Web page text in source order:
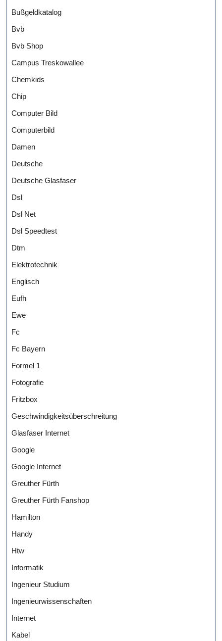
Bußgeldkatalog
Bvb
Bvb Shop
Campus Treskowallee
Chemkids
Chip
Computer Bild
Computerbild
Damen
Deutsche
Deutsche Glasfaser
Dsl
Dsl Net
Dsl Speedtest
Dtm
Elektrotechnik
Englisch
Eufh
Ewe
Fc
Fc Bayern
Formel 1
Fotografie
Fritzbox
Geschwindigkeitsüberschreitung
Glasfaser Internet
Google
Google Internet
Greuther Fürth
Greuther Fürth Fanshop
Hamilton
Handy
Htw
Informatik
Ingenieur Studium
Ingenieurwissenschaften
Internet
Kabel